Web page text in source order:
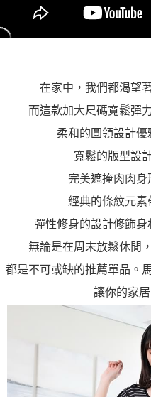
在家中，我們都渴望
而這款加大尺碼寬鬆彈
柔和的圓領設計優
寬鬆的版型設
完美遮掩肉肉身
經典的條紋元素
彈性修身的設計修飾身
無論是在周末放鬆休閒
都是不可或缺的推薦單品。
讓你的家